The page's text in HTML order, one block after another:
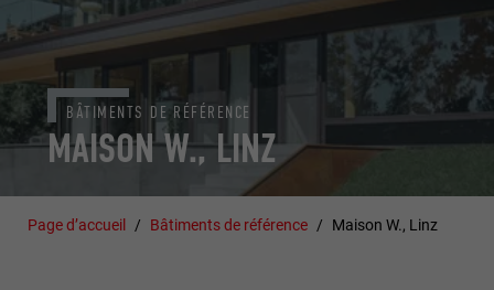
MAISON W., LINZ
BÂTIMENTS DE RÉFÉRENCE
Page d’accueil Bâtiments de référence Maison W., Linz